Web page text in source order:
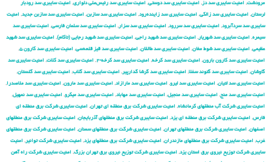
مرودشت, امنیت سایبری سد دز , امنیت سایبری سد دوستی, امنیت سایبری سد رئیس‌علی دلواری, امنیت سایبری سد رودبار
لرستان, امنیت سایبری سد زالکی, امنیت سایبری سد زاینده‌رود, امنیت سایبری سد سازبن, امنیت سایبری سد سازبن جدید, امنیت
سایبری سد سردآبرود, امنیت سایبری سد سررود, امنیت سایبری سد سزار , امنیت سایبری سد سلمان فارسی, امنیت سایبری سد
سیمره, امنیت سایبری سد شهریار , امنیت سایبری سد شهید راجی, امنیت سایبری سد شهید رجایی (تاکام), امنیت سایبری سد شهید
عظیمی, امنیت سایبری سد شوط مغان, امنیت سایبری سد طالقان, امنیت سایبری سد قیز قلعه‌سی, امنیت سایبری سد کارون ۵ ,
امنیت سایبری سد کارون بارون, امنیت سایبری سد کرخه, امنیت سایبری سد کرخه-۲ , امنیت سایبری سد کلات, امنیت سایبری سد
گاوشان, امنیت سایبری سد گتوند سفلا, امنیت سایبری سد گرشا گدارپیر , امنیت سایبری سد گلاب, امنیت سایبری سد گلستان,
امنیت سایبری سد لتیان, امنیت سایبری سد لیرو, امنیت سایبری سد مارازاد, امنیت سایبری سد مارون, امنیت سایبری سد ملاصدرا,
امنیت سایبری سد منج, امنیت سایبری سد منجیل, امنیت سایبری سد مهاباد, امنیت سایبری سد میکرو, امنیت سایبری سد نمهیل,
امنیت سایبری شركت آب منطقهای كرمانشاه, امنیت سایبری شركت برق منطقه ای تهران, امنیت سایبری شركت برق منطقه ای
فارس, امنیت سایبری شركت برق منطقه ای یزد, امنیت سایبری شركت برق منطقهای آذربایجان, امنیت سایبری شركت برق منطقهای
اصفهان, امنیت سایبری شركت برق منطقهای تهران, امنیت سایبری شركت برق منطقهای سمنان, امنیت سایبری شركت برق منطقهای
غرب, امنیت سایبری شركت برق منطقهای مازندران, امنیت سایبری شركت برق منطقهای یزد, امنیت سایبری شركت توانیر , امنیت
سایبری شركت توزیع نیروی برق استان یزد, امنیت سایبری شركت توزیع نیروی برق تهران بزرگ, امنیت سایبری شركت راه آهن